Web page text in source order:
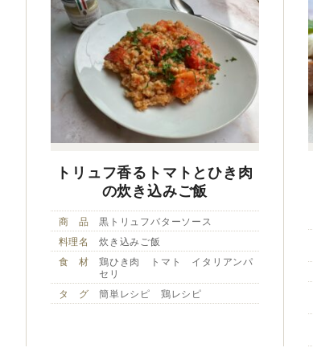
トリュフ香るトマトとひき肉
の炊き込みご飯
商 品
黒トリュフバターソース
料理名
炊き込みご飯
食 材
鶏ひき肉 トマト イタリアンパ
セリ
タ グ
簡単レシピ 鶏レシピ